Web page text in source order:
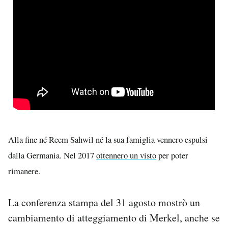
Alla fine né Reem Sahwil né la sua famiglia vennero espulsi
dalla Germania. Nel 2017ottennero un vistoper poter
rimanere.
La conferenza stampa del 31 agosto mostrò un
cambiamento di atteggiamento di Merkel, anche se